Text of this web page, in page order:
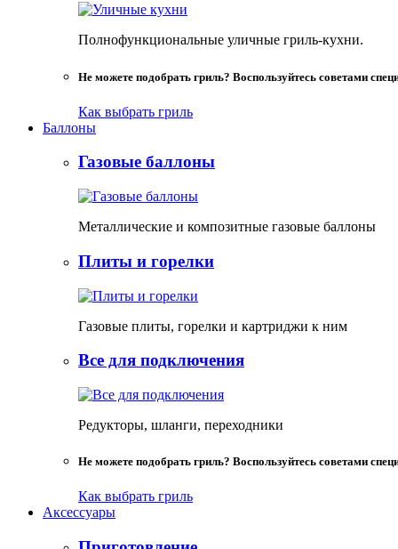
Полнофункциональные уличные гриль-кухни.
Не можете подобрать гриль? Воспользуйтесь советами
Как выбрать гриль
Баллоны
Газовые баллоны
Металлические и композитные газовые баллоны
Плиты и горелки
Газовые плиты, горелки и картриджи к ним
Все для подключения
Редукторы, шланги, переходники
Не можете подобрать гриль? Воспользуйтесь советами
Как выбрать гриль
Аксессуары